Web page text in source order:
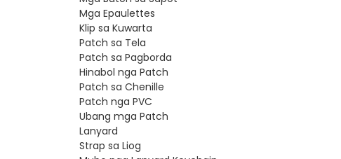
Mga Epaulettes
Klip sa Kuwarta
Patch sa Tela
Patch sa Pagborda
Hinabol nga Patch
Patch sa Chenille
Patch nga PVC
Ubang mga Patch
Lanyard
Strap sa Liog